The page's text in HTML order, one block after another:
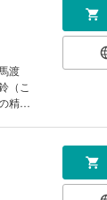
渡
（こ
精鋭